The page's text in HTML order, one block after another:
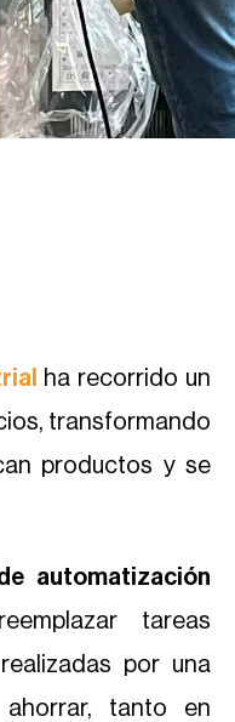
ha recorrido un
transformando
productos y se
automatización
tareas
por una
ahorrar, tanto en